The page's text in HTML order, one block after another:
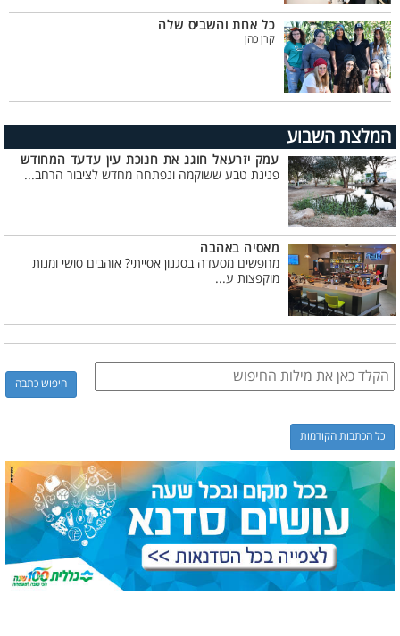
כל אחת והשביס שלה
קרן כהן
המלצת השבוע
עמק יזרעאל חוגג את חנוכת עין עדעד המחודש
פנינת טבע ששוקמה ונפתחה מחדש לציבור הרחב...
מאסיה באהבה
מחפשים מסעדה בסגנון אסייתי? אוהבים סושי ומנות
מוקפצות ע...
כל הכתבות הקודמות